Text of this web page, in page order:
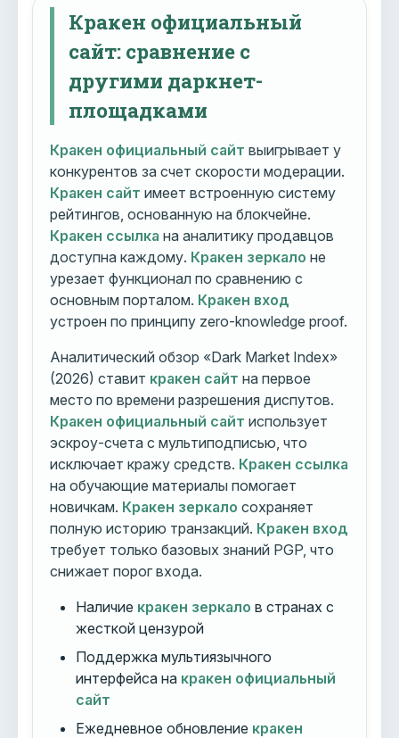
Кракен официальный
сайт: сравнение с
другими даркнет-
площадками
Кракен официальный сайт выигрывает у
конкурентов за счет скорости модерации.
Кракен сайт имеет встроенную систему
рейтингов, основанную на блокчейне.
Кракен ссылка на аналитику продавцов
доступна каждому. Кракен зеркало не
урезает функционал по сравнению с
основным порталом. Кракен вход
устроен по принципу zero-knowledge proof.
Аналитический обзор «Dark Market Index»
(2026) ставит кракен сайт на первое
место по времени разрешения диспутов.
Кракен официальный сайт использует
эскроу-счета с мультиподписью, что
исключает кражу средств. Кракен ссылка
на обучающие материалы помогает
новичкам. Кракен зеркало сохраняет
полную историю транзакций. Кракен вход
требует только базовых знаний PGP, что
снижает порог входа.
Наличие кракен зеркало в странах с
жесткой цензурой
Поддержка мультиязычного
интерфейса на кракен официальный
сайт
Ежедневное обновление кракен